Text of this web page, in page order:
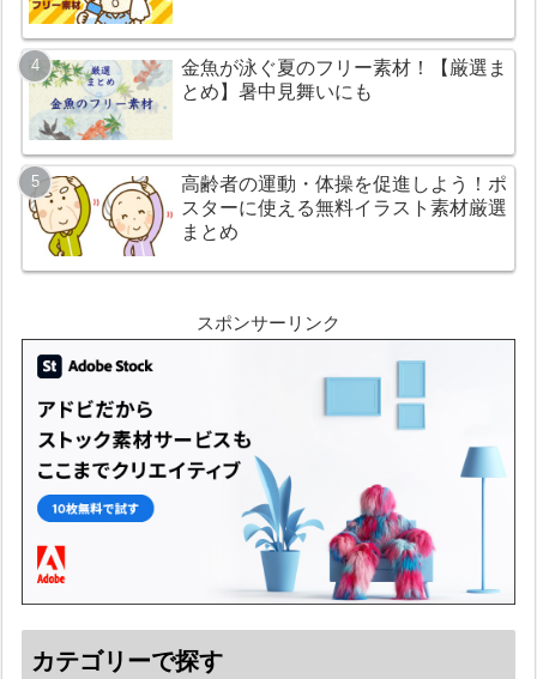
金魚が泳ぐ夏のフリー素材！【厳選ま
とめ】暑中見舞いにも
高齢者の運動・体操を促進しよう！ポ
スターに使える無料イラスト素材厳選
まとめ
スポンサーリンク
カテゴリーで探す